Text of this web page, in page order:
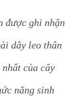
được ghi nhận
dây leo thân
của cây
năng sinh